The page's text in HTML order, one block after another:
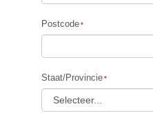
Postcode
Staat/Provincie